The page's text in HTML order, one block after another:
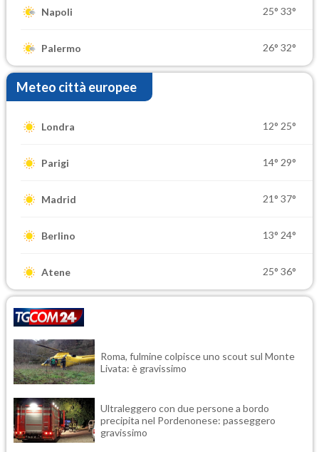
Napoli 25° 33°
Palermo 26° 32°
Meteo città europee
Londra 12° 25°
Parigi 14° 29°
Madrid 21° 37°
Berlino 13° 24°
Atene 25° 36°
Roma, fulmine colpisce uno scout sul Monte
Livata: è gravissimo
Ultraleggero con due persone a bordo
precipita nel Pordenonese: passeggero
gravissimo